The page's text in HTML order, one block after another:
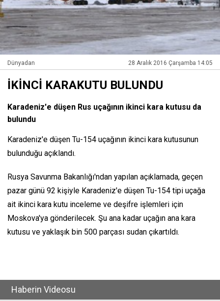
Dünyadan 28 Aralık 2016 Çarşamba 14:05
İKİNCİ KARAKUTU BULUNDU
Karadeniz'e düşen Rus uçağının ikinci kara kutusu da
bulundu
Karadeniz'e düşen Tu-154 uçağının ikinci kara kutusunun
bulunduğu açıklandı.
Rusya Savunma Bakanlığı'ndan yapılan açıklamada, geçen
pazar günü 92 kişiyle Karadeniz'e düşen Tu-154 tipi uçağa
ait ikinci kara kutu inceleme ve deşifre işlemleri için
Moskova'ya gönderilecek. Şu ana kadar uçağın ana kara
kutusu ve yaklaşık bin 500 parçası sudan çıkartıldı.
Haberin Videosu